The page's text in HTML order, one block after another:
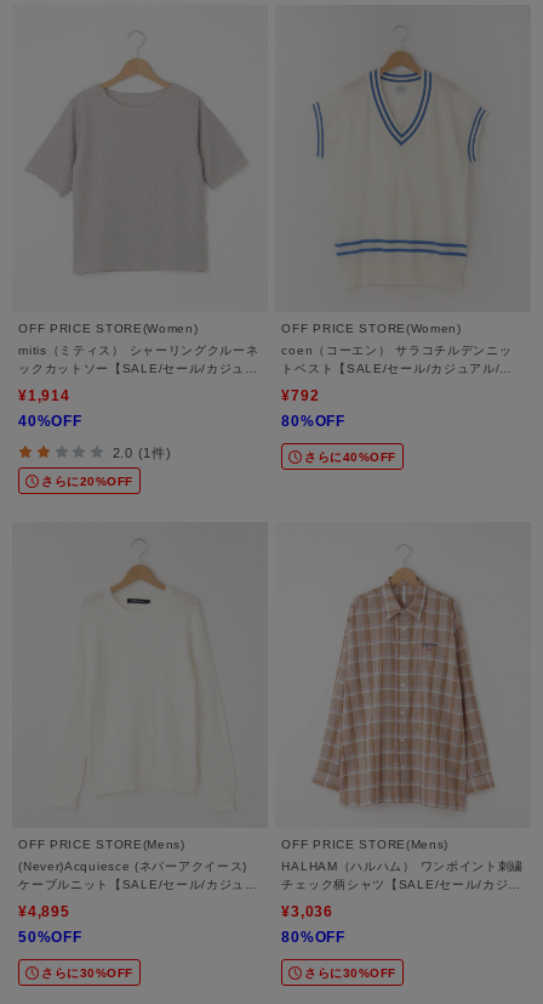
OFF PRICE STORE(Women)
mitis（ミティス） シャーリングクルーネ
ックカットソー【SALE/セール/カジュア
ル】
¥1,914
40%OFF
2.0 (1件)
さらに20%OFF
OFF PRICE STORE(Women)
coen（コーエン） サラコチルデンニッ
トベスト【SALE/セール/カジュアル/デ
¥792
80%OFF
さらに40%OFF
OFF PRICE STORE(Mens)
(Never)Acquiesce (ネバーアクイース)
ケーブルニット【SALE/セール/カジュア
ル/デイリー/トレンド/ユニセックス】
¥4,895
50%OFF
さらに30%OFF
OFF PRICE STORE(Mens)
HALHAM（ハルハム） ワンポイント刺繍
チェック柄シャツ【SALE/セール/カジュ
アル/デイリー/トレンド/ユニセックス】
¥3,036
80%OFF
さらに30%OFF